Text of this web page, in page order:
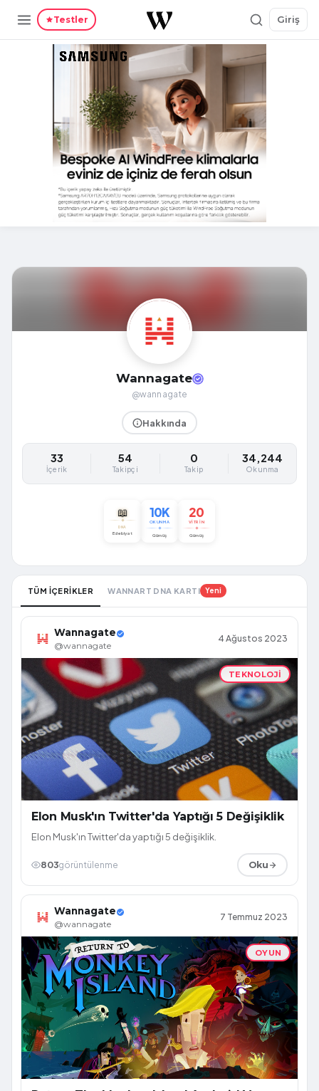
Testler Giriş
Wannagate
@wannagate
Hakkında
33
İçerik
54
Takipçi
0
Takip
34,244
Okunma
📖
DNA
Edebiyat
10K
OKUNMA
Gümüş
20
VITRIN
Gümüş
TÜM İÇERİKLER WANNART DNA KARTI Yeni
Wannagate
@wannagate
4 Ağustos 2023
TEKNOLOJI
Elon Musk'ın Twitter'da Yaptığı 5 Değişiklik
Elon Musk'ın Twitter'da yaptığı 5 değişiklik.
803görüntülenme Oku
Wannagate
@wannagate
7 Temmuz 2023
OYUN